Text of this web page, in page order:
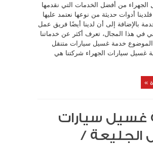
الجهراء من أفضل الخدمات التي نقدمها
أدوات حديثة من نوعها نعتمد عليها
بالإضافة إلى أن لدينا أيضًا فريق عمل
في هذا المجال، تعرف أكثر عن خدماتنا
خدمة غسيل سيارات متنقل
غسيل سيارات الجهراء شركتنا هي
»
سيارات
الجليعة /